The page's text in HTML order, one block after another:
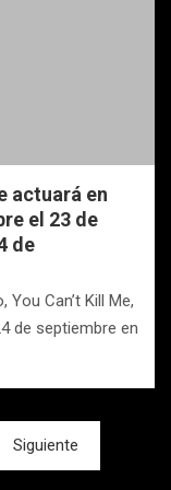
actuará en
el 23 de
de
Can’t Kill Me,
de septiembre en
Siguiente